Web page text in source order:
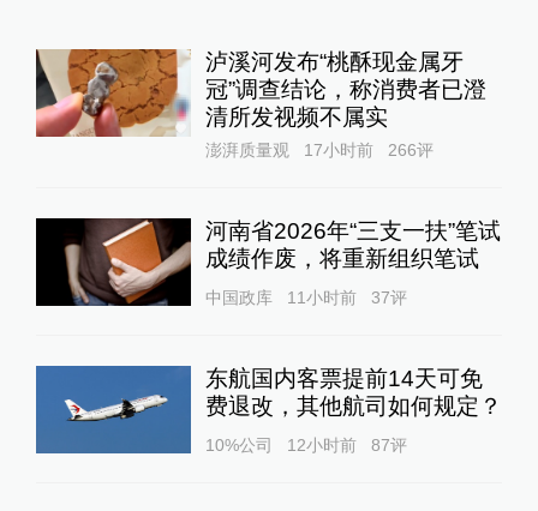
泸溪河发布“桃酥现金属牙
冠”调查结论，称消费者已澄
清所发视频不属实
澎湃质量观 17小时前 266评
河南省2026年“三支一扶”笔试
成绩作废，将重新组织笔试
中国政库 11小时前 37评
东航国内客票提前14天可免
费退改，其他航司如何规定？
10%公司 12小时前 87评